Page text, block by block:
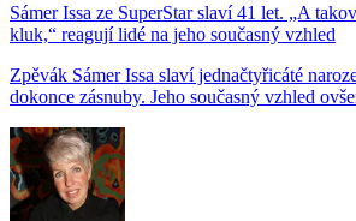
Sámer Issa ze SuperStar slaví 41 let. „A
kluk,“ reagují lidé na jeho současný vzhled
Zpěvák Sámer Issa slaví jednačtyřicáté
dokonce zásnuby. Jeho současný vzhled